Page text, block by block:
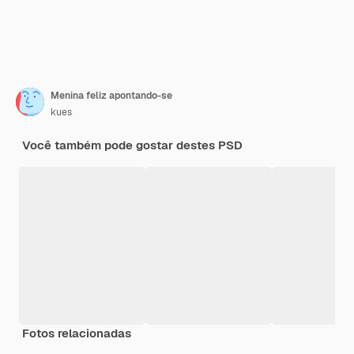
Menina feliz apontando-se
kues
Você também pode gostar destes PSD
Fotos relacionadas